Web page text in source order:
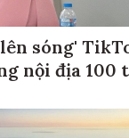
sóng'
nội địa 100